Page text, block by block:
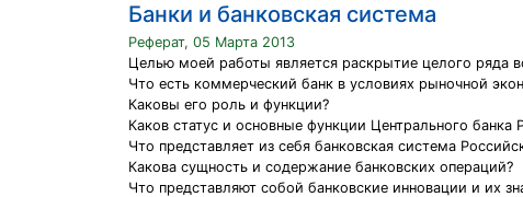
Банки и банковская система
Реферат, 05 Марта 2013
Целью моей работы является раскрытие целого ряда
Что есть коммерческий банк в условиях рыночной
Каковы его роль и функции?
Каков статус и основные функции Центрального банка
Что представляет из себя банковская система
Какова сущность и содержание банковских операций?
Что представляют собой банковские инновации и их